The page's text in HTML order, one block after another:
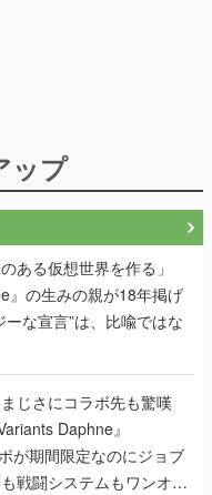
ップ
ある仮想世界を作る」
』の生みの親が18年掲げ
ーな宣言”は、比喩ではな
じさにコラボ先も驚嘆
Daphne』
が期間限定なのにジョブ
戦闘システムもワンオフ